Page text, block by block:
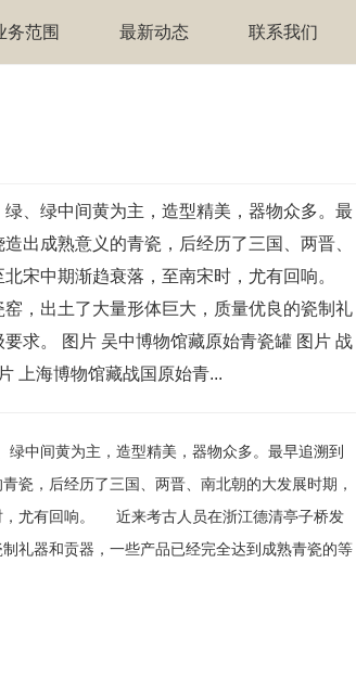
务范围 最新动态 联系我们
、绿中间黄为主，造型精美，器物众多。最
出成熟意义的青瓷，后经历了三国、两晋、
宋中期渐趋衰落，至南宋时，尤有回响。
，出土了大量形体巨大，质量优良的瓷制礼
求。 图片 吴中博物馆藏原始青瓷罐 图片 战
上海博物馆藏战国原始青...
中间黄为主，造型精美，器物众多。最早追溯到
瓷，后经历了三国、两晋、南北朝的大发展时期，
，尤有回响。 近来考古人员在浙江德清亭子桥发
礼器和贡器，一些产品已经完全达到成熟青瓷的等